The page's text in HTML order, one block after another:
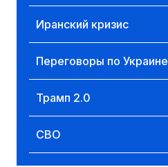
Иранский кризис
Переговоры по Украине
Трамп 2.0
СВО